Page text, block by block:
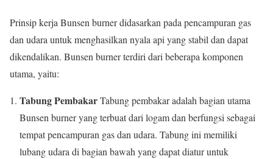
Prinsip kerja Bunsen burner didasarkan pada pencampuran gas
dan udara untuk menghasilkan nyala api yang stabil dan dapat
dikendalikan. Bunsen burner terdiri dari beberapa komponen
utama, yaitu:
Tabung PembakarTabung pembakar adalah bagian utama
Bunsen burner yang terbuat dari logam dan berfungsi sebagai
tempat pencampuran gas dan udara. Tabung ini memiliki
lubang udara di bagian bawah yang dapat diatur untuk